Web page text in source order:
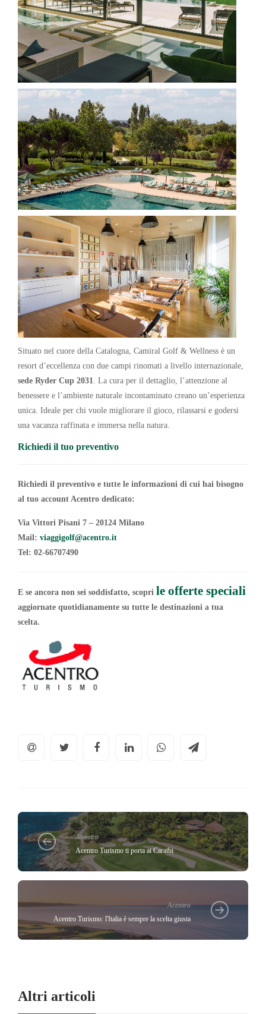
Situato nel cuore della Catalogna, Camiral Golf & Wellness è un
resort d’eccellenza con due campi rinomati a livello internazionale,
sede Ryder Cup 2031
. La cura per il dettaglio, l’attenzione al
benessere e l’ambiente naturale incontaminato creano un’esperienza
unica. Ideale per chi vuole migliorare il gioco, rilassarsi e godersi
una vacanza raffinata e immersa nella natura.
Richiedi il tuo preventivo
Richiedi il preventivo e tutte le informazioni di cui hai bisogno
al tuo account Acentro dedicato:
Via Vittori Pisani 7 – 20124 Milano
Mail: viaggigolf@acentro.it
Tel: 02-66707490
E se ancora non sei soddisfatto, scopri le offerte speciali
aggiornate quotidianamente su tutte le destinazioni a tua
scelta.
Acentro
Acentro Turismo ti porta ai Caraibi
Acentro
Acentro Turismo: l'Italia è sempre la scelta giusta
Altri articoli